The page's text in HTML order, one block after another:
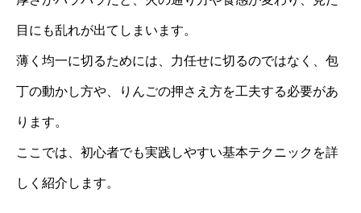
目にも乱れが出てしまいます。
薄く均一に切るためには、力任せに切るのではなく、包
丁の動かし方や、りんごの押さえ方を工夫する必要があ
ります。
ここでは、初心者でも実践しやすい基本テクニックを詳
しく紹介します。